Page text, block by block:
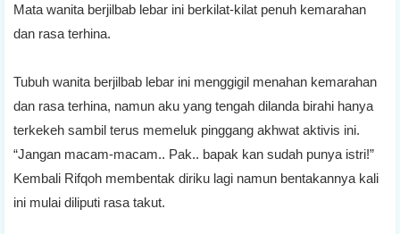
Mata wanita berjilbab lebar ini berkilat-kilat penuh kemarahan
dan rasa terhina.
Tubuh wanita berjilbab lebar ini menggigil menahan kemarahan
dan rasa terhina, namun aku yang tengah dilanda birahi hanya
terkekeh sambil terus memeluk pinggang akhwat aktivis ini.
“Jangan macam-macam.. Pak.. bapak kan sudah punya istri!”
Kembali Rifqoh membentak diriku lagi namun bentakannya kali
ini mulai diliputi rasa takut.